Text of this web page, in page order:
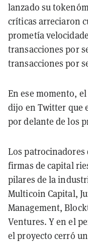
lanzado su
críticas arreciaron
prometía
transacciones por
transacciones por
En ese momento,
dijo en Twitter que
por delante de los
Los patrocinadores
firmas de capital
pilares de la
Multicoin Capital,
Management,
Ventures. Y en el
el proyecto cerró